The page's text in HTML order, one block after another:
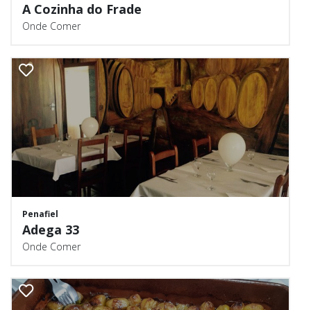
A Cozinha do Frade
Onde Comer
Penafiel
Adega 33
Onde Comer